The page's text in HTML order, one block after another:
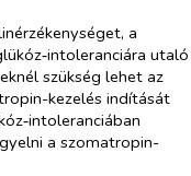
a
utaló
szükség lehet az
kezelés indítását
a szomatropin-